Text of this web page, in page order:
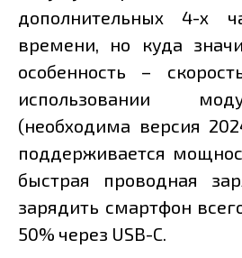
дополнительных 4-х
времени, но куда
особенность –
использовании
(необходима версия
поддерживается
быстрая проводная
зарядить смартфон
50% через USB-C.